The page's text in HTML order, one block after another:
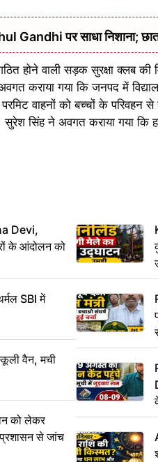
Gandhi पर साधा निशाना;
होने वाली सड़क सुरक्षा क्लब की
कराया गया कि जनपद में
वाहनों को बच्चों के
सुरेश सिंह ने अवगत कराया गया कि
Devi,
के आंदोलन को
SBI में
वैन, मची
को लेकर
प्रशासन से जांच